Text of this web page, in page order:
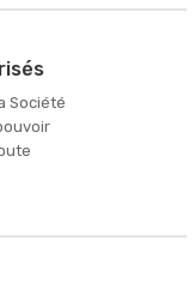
Société